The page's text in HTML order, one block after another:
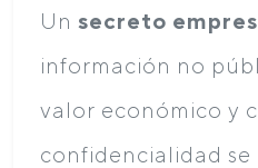
Un secreto
información no
valor económico y
confidencialidad se